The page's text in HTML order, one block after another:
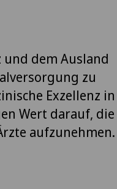
dem Ausland
zu
Exzellenz in
Wert darauf, die
aufzunehmen.